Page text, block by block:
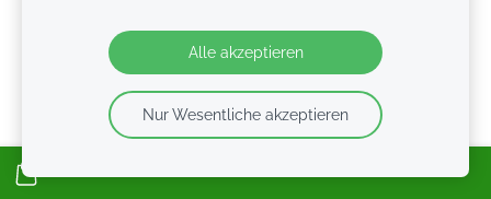
Alle akzeptieren
Nur Wesentliche akzeptieren